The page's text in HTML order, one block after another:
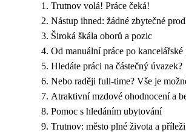
Trutnov volá! Práce čeká!
Nástup ihned: žádné zbytečné
Široká škála oborů a pozic
Od manuální práce po kancelářské
Hledáte práci na částečný úvazek?
Nebo raději full-time? Vše je
Atraktivní mzdové ohodnocení a
Pomoc s hledáním ubytování
Trutnov: město plné života a